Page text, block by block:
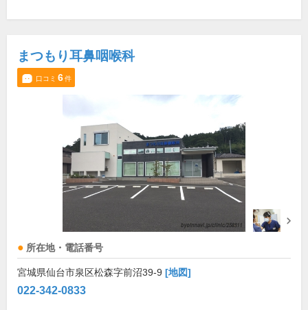
まつもり耳鼻咽喉科
口コミ 6件
所在地・電話番号
宮城県仙台市泉区松森字前沼39-9 [地図]
022-342-0833